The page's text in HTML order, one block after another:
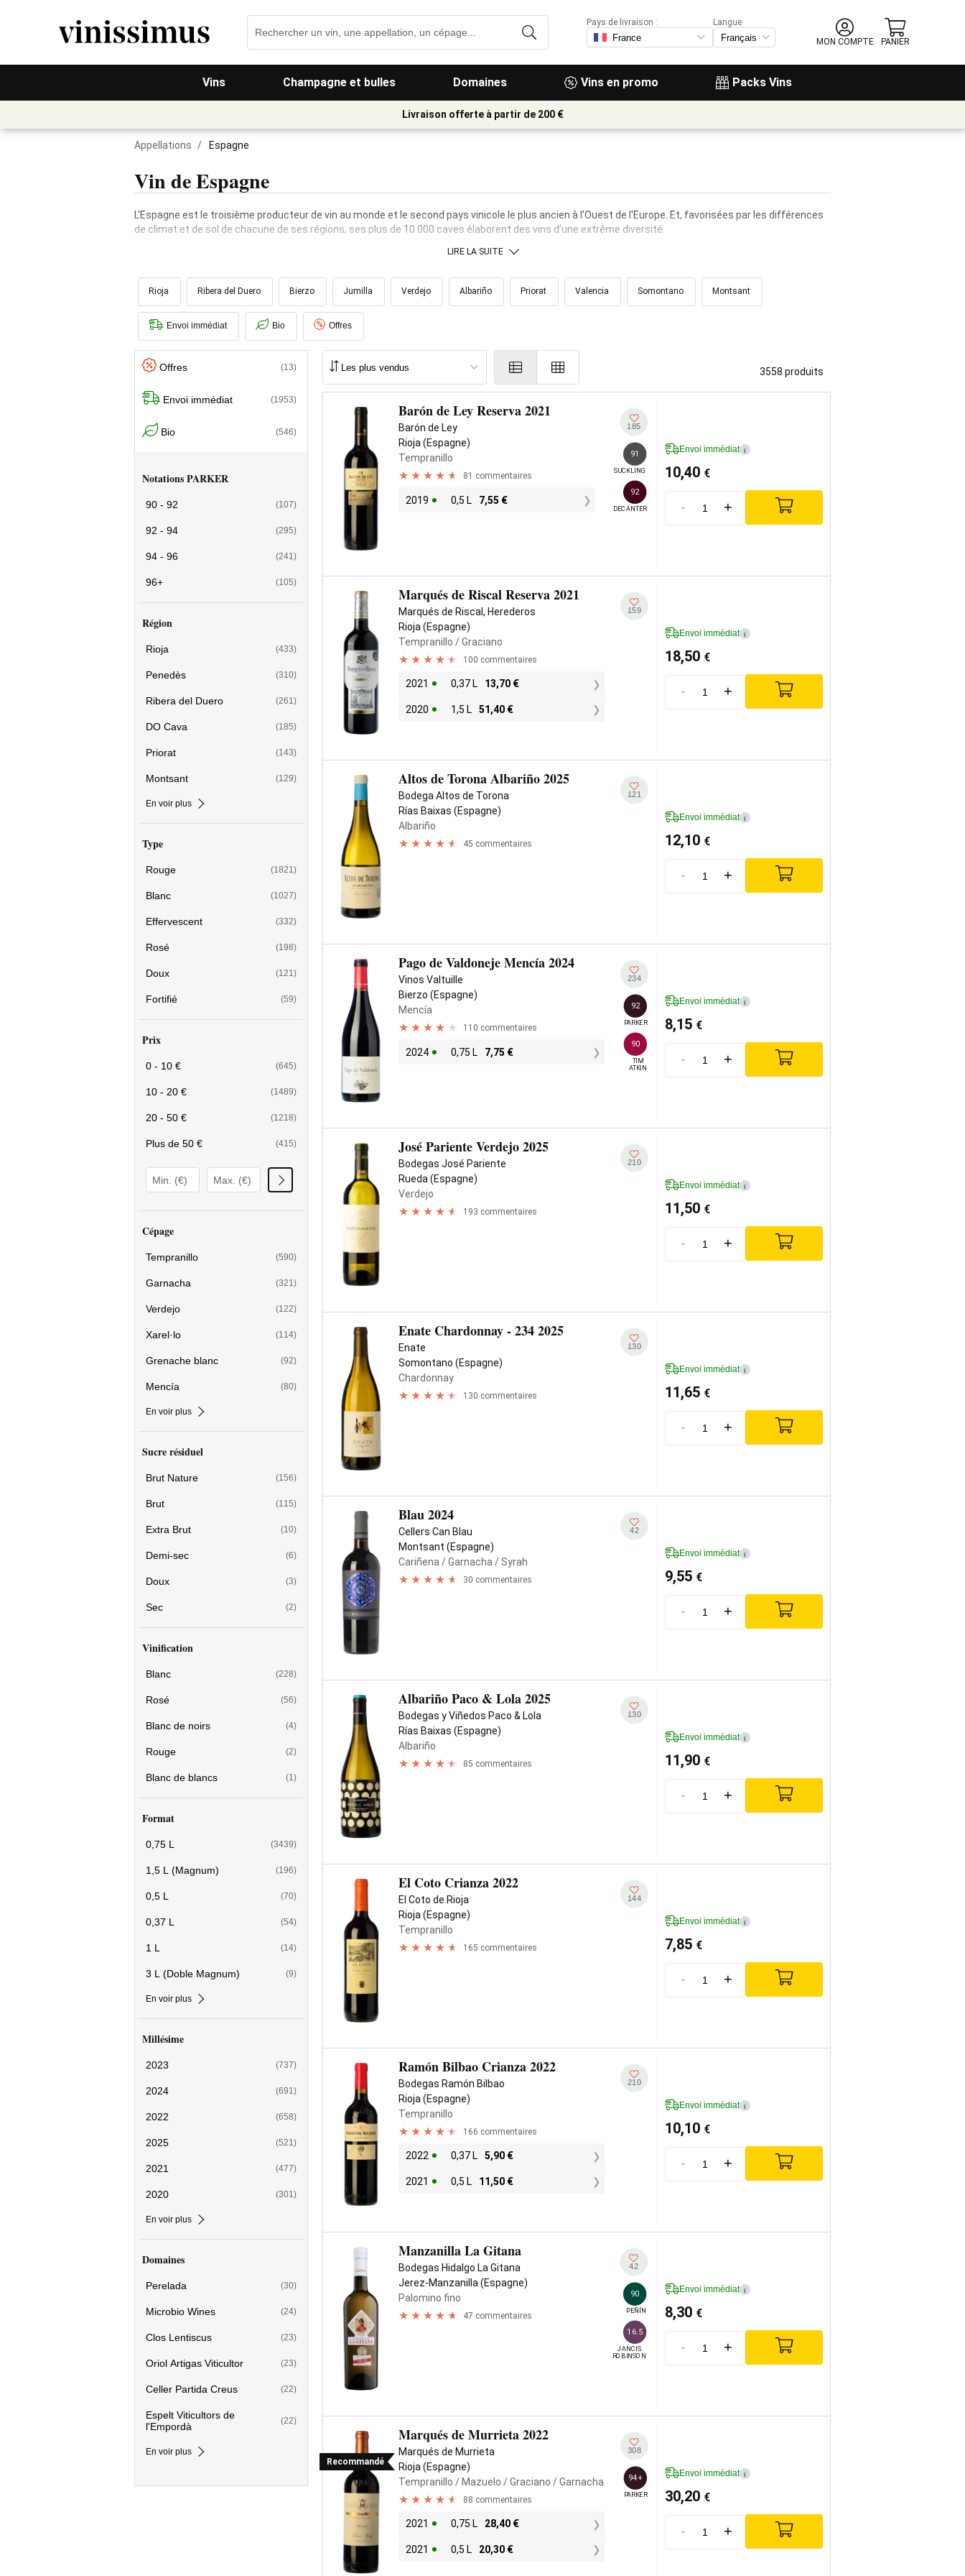
Vins Champagne et bulles Domaines Vins en promo Packs Vins
Pays de livraison :
Langue
MON COMPTE
PANIER
Livraison offerte à partir de 200 €
Appellations / Espagne
Vin de Espagne
L'Espagne est le troisième producteur de vin au monde et le second pays vinicole le plus ancien à l'Ouest de l'Europe. Et, favorisées par les différences
de climat et de sol de chacune de ses régions, ses plus de 10 000 caves élaborent des vins d’une extrême diversité.
LIRE LA SUITE
Rioja Ribera del Duero Bierzo Jumilla Verdejo Albariño Priorat Valencia Somontano Montsant
Envoi immédiat Bio Offres
Offres (13)
Envoi immédiat (1953)
Bio (546)
Notations PARKER
90 - 92 (107)
92 - 94 (295)
94 - 96 (241)
96+ (105)
Région
Rioja (433)
Penedès (310)
Ribera del Duero (261)
DO Cava (185)
Priorat (143)
Montsant (129)
En voir plus
Type
Rouge (1821)
Blanc (1027)
Effervescent (332)
Rosé (198)
Doux (121)
Fortifié (59)
Prix
0 - 10 € (645)
10 - 20 € (1489)
20 - 50 € (1218)
Plus de 50 € (415)
Cépage
Tempranillo (590)
Garnacha (321)
Verdejo (122)
Xarel·lo (114)
Grenache blanc (92)
Mencía (80)
En voir plus
Sucre résiduel
Brut Nature (156)
Brut (115)
Extra Brut (10)
Demi-sec (6)
Doux (3)
Sec (2)
Vinification
Blanc (228)
Rosé (56)
Blanc de noirs (4)
Rouge (2)
Blanc de blancs (1)
Format
0,75 L (3439)
1,5 L (Magnum) (196)
0,5 L (70)
0,37 L (54)
1 L (14)
3 L (Doble Magnum) (9)
En voir plus
Millésime
2023 (737)
2024 (691)
2022 (658)
2025 (521)
2021 (477)
2020 (301)
En voir plus
Domaines
Perelada (30)
Microbio Wines (24)
Clos Lentiscus (23)
Oriol Artigas Viticultor (23)
Celler Partida Creus (22)
Espelt Viticultors de
l'Empordà
(22)
En voir plus
3558 produits
Barón de Ley Reserva 2021
Barón de Ley
Rioja (Espagne)
Tempranillo
81 commentaires
2019 0,5 L 7,55 €
185
91
SUCKLING
92
DECANTER
Envoi immédiat i
10,40 €
- +
Marqués de Riscal Reserva 2021
Marqués de Riscal, Herederos
Rioja (Espagne)
Tempranillo / Graciano
100 commentaires
2021 0,37 L 13,70 €
2020 1,5 L 51,40 €
159
Envoi immédiat i
18,50 €
- +
Altos de Torona Albariño 2025
Bodega Altos de Torona
Rías Baixas (Espagne)
Albariño
45 commentaires
121
Envoi immédiat i
12,10 €
- +
Pago de Valdoneje Mencía 2024
Vinos Valtuille
Bierzo (Espagne)
Mencía
110 commentaires
2024 0,75 L 7,75 €
234
92
PARKER
90
TIM
ATKIN
Envoi immédiat i
8,15 €
- +
José Pariente Verdejo 2025
Bodegas José Pariente
Rueda (Espagne)
Verdejo
193 commentaires
210
Envoi immédiat i
11,50 €
- +
Enate Chardonnay - 234 2025
Enate
Somontano (Espagne)
Chardonnay
130 commentaires
130
Envoi immédiat i
11,65 €
- +
Blau 2024
Cellers Can Blau
Montsant (Espagne)
Cariñena / Garnacha / Syrah
30 commentaires
42
Envoi immédiat i
9,55 €
- +
Albariño Paco & Lola 2025
Bodegas y Viñedos Paco & Lola
Rías Baixas (Espagne)
Albariño
85 commentaires
130
Envoi immédiat i
11,90 €
- +
El Coto Crianza 2022
El Coto de Rioja
Rioja (Espagne)
Tempranillo
165 commentaires
144
Envoi immédiat i
7,85 €
- +
Ramón Bilbao Crianza 2022
Bodegas Ramón Bilbao
Rioja (Espagne)
Tempranillo
166 commentaires
2022 0,37 L 5,90 €
2021 0,5 L 11,50 €
210
Envoi immédiat i
10,10 €
- +
Manzanilla La Gitana
Bodegas Hidalgo La Gitana
Jerez-Manzanilla (Espagne)
Palomino fino
47 commentaires
42
90
PEÑÍN
16.5
JANCIS
ROBINSON
Envoi immédiat i
8,30 €
- +
Recommandé
Marqués de Murrieta 2022
Marqués de Murrieta
Rioja (Espagne)
Tempranillo / Mazuelo / Graciano / Garnacha
88 commentaires
2021 0,75 L 28,40 €
2021 0,5 L 20,30 €
308
94+
PARKER
Envoi immédiat i
30,20 €
- +